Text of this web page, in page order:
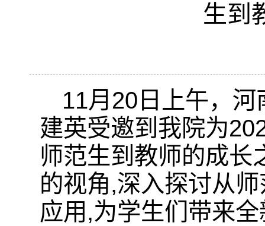
生到
11月20日上午，
建英受邀到我院为
师范生到教师的成长
的视角,深入探讨从
应用,为学生们带来